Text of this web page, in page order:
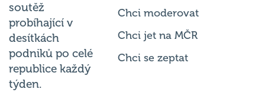
soutěž
probíhající v
desítkách
podniků po celé
republice každý
týden.
Chci moderovat
Chci jet na MČR
Chci se zeptat